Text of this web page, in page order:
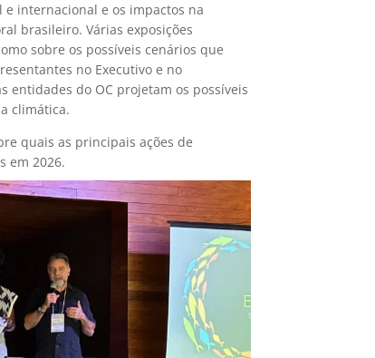
internacional e os impactos na
brasileiro. Várias exposições
sobre os possíveis cenários que
no Executivo e no
entidades do OC projetam os possíveis
climática.
quais as principais ações de
em 2026.